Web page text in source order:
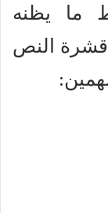
ما يظنه
قشرة النص